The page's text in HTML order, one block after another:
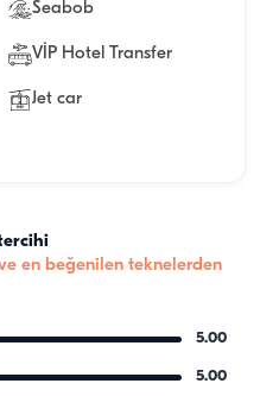
Seabob
VİP Hotel Transfer
Jet car
en beğenilen teknelerden
5.00
5.00